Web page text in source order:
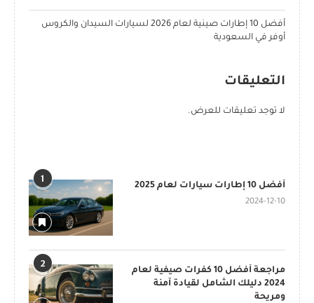
أفضل 10 إطارات صينية لعام 2026 لسيارات السيدان والكروس
أوفر في السعودية
التعليقات
لا توجد تعليقات للعرض.
1
أفضل 10 إطارات سيارات لعام 2025
2024-12-10
2
مراجعة أفضل 10 كفرات صيفية لعام
2024 دليلك الشامل لقيادة آمنة
ومريحة